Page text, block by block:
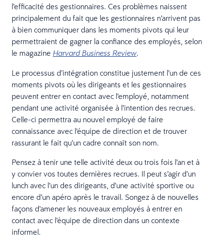
l’efficacité des gestionnaires. Ces problèmes naissent
principalement du fait que les gestionnaires n’arrivent pas
à bien communiquer dans les moments pivots qui leur
permettraient de gagner la confiance des employés, selon
le magazine Harvard Business Review.
Le processus d’intégration constitue justement l’un de ces
moments pivots où les dirigeants et les gestionnaires
peuvent entrer en contact avec l’employé, notamment
pendant une activité organisée à l’intention des recrues.
Celle-ci permettra au nouvel employé de faire
connaissance avec l’équipe de direction et de trouver
rassurant le fait qu’un cadre connaît son nom.
Pensez à tenir une telle activité deux ou trois fois l’an et à
y convier vos toutes dernières recrues. Il peut s’agir d’un
lunch avec l’un des dirigeants, d’une activité sportive ou
encore d’un apéro après le travail. Songez à de nouvelles
façons d’amener les nouveaux employés à entrer en
contact avec l’équipe de direction dans un contexte
informel.